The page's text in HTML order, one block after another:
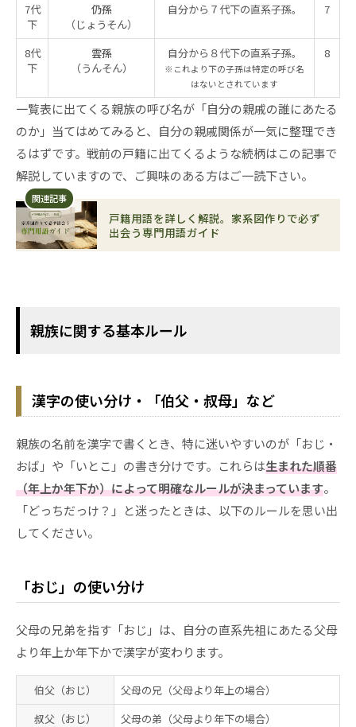
7代
下
仍孫
（じょうそん）
自分から７代下の直系子孫。 7
8代
下
雲孫
（うんそん）
自分から８代下の直系子孫。
※これより下の子孫は特定の呼び名
はないとされています
8
一覧表に出てくる親族の呼び名が「自分の親戚の誰にあたる
のか」当てはめてみると、自分の親戚関係が一気に整理でき
るはずです。戦前の戸籍に出てくるような続柄はこの記事で
解説していますので、ご興味のある方はご一読下さい。
関連記事
戸籍用語を詳しく解説。家系図作りで必ず
出会う専門用語ガイド
親族に関する基本ルール
漢字の使い分け・「伯父・叔母」など
親族の名前を漢字で書くとき、特に迷いやすいのが「おじ・
おば」や「いとこ」の書き分けです。これらは生まれた順番
（年上か年下か）によって明確なルールが決まっています。
「どっちだっけ？」と迷ったときは、以下のルールを思い出
してください。
「おじ」の使い分け
父母の兄弟を指す「おじ」は、自分の直系先祖にあたる父母
より年上か年下かで漢字が変わります。
伯父 （おじ）
父母の兄（父母より年上の場合）
叔父 （おじ）
父母の弟（父母より年下の場合）